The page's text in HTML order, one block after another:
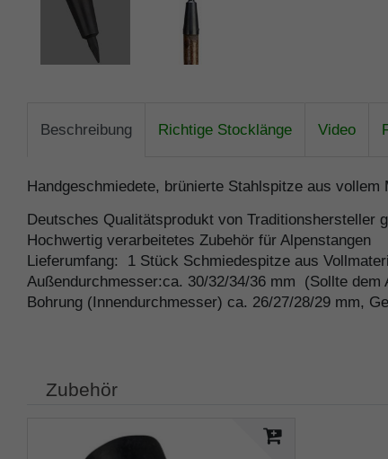
Beschreibung Richtige Stocklänge Video
Handgeschmiedete, brünierte Stahlspitze aus
Deutsches Qualitätsprodukt von Traditionshersteller
Hochwertig verarbeitetes Zubehör für Alpenstangen
Lieferumfang: 1 Stück Schmiedespitze aus
Außendurchmesser:ca. 30/32/34/36 mm (Sollte
Bohrung (Innendurchmesser) ca. 26/27/28/29 mm,
Zubehör